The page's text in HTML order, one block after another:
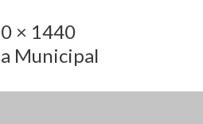
× 1440
Municipal